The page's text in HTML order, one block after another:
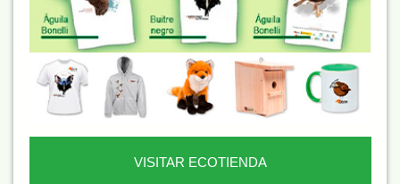
VISITAR ECOTIENDA